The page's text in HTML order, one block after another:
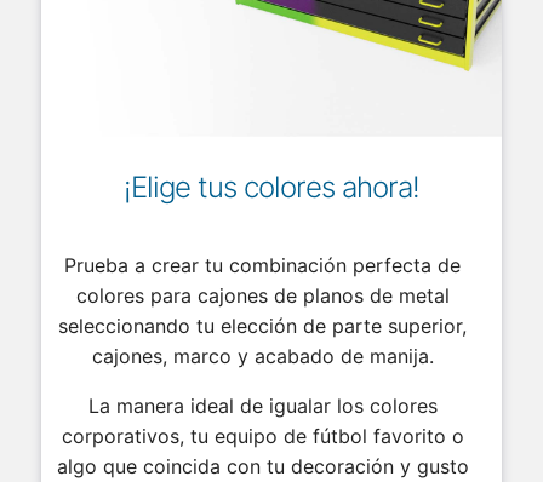
¡Elige tus colores ahora!
Prueba a crear tu combinación perfecta de
colores para cajones de planos de metal
seleccionando tu elección de parte superior,
cajones, marco y acabado de manija.
La manera ideal de igualar los colores
corporativos, tu equipo de fútbol favorito o
algo que coincida con tu decoración y gusto